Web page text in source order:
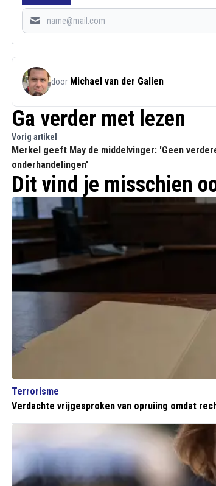
door Michael van der Galien
Ga verder met lezen
Vorig artikel
Merkel geeft May de middelvinger: 'Geen
onderhandelingen'
Dit vind je misschien
Terrorisme
Verdachte vrijgesproken van opruiing omdat